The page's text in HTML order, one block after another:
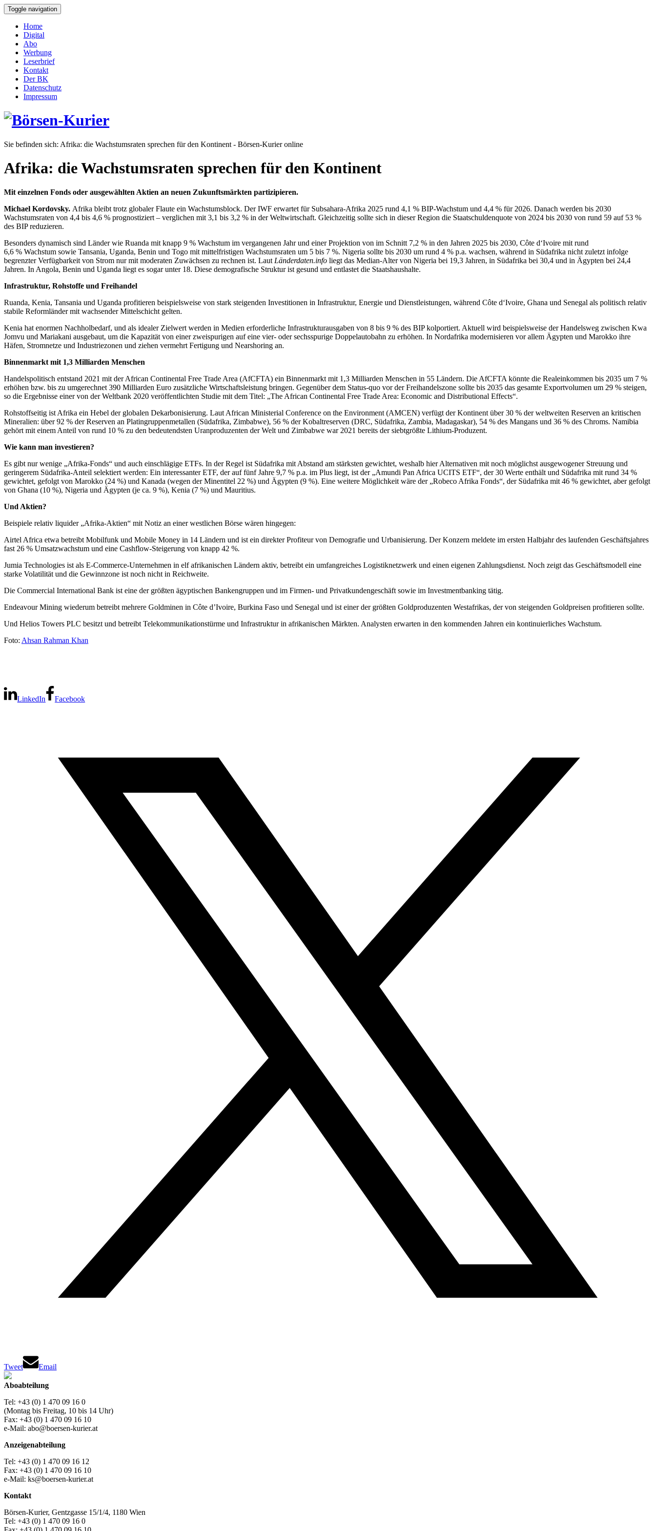
Toggle navigation
Home
Digital
Abo
Werbung
Leserbrief
Kontakt
Der BK
Datenschutz
Impressum
Sie befinden sich: Afrika: die Wachstumsraten sprechen für den Kontinent - Börsen-Kurier online
Afrika: die Wachstumsraten sprechen für den Kontinent
Mit einzelnen Fonds oder ausgewählten Aktien an neuen Zukunftsmärkten partizipieren.
Michael Kordovsky. Afrika bleibt trotz globaler Flaute ein Wachstumsblock. Der IWF erwartet für Subsahara-Afrika 2025 rund 4,1 % BIP-Wachstum und 4,4 % für 2026. Danach werden bis 2030
Wachstumsraten von 4,4 bis 4,6 % prognostiziert – verglichen mit 3,1 bis 3,2 % in der Weltwirtschaft. Gleichzeitig sollte sich in dieser Region die Staatschuldenquote von 2024 bis 2030 von rund 59 auf 53 %
des BIP reduzieren.
Besonders dynamisch sind Länder wie Ruanda mit knapp 9 % Wachstum im vergangenen Jahr und einer Projektion von im Schnitt 7,2 % in den Jahren 2025 bis 2030, Côte d‘Ivoire mit rund
6,6 % Wachstum sowie Tansania, Uganda, Benin und Togo mit mittelfristigen Wachstumsraten um 5 bis 7 %. Nigeria sollte bis 2030 um rund 4 % p.a. wachsen, während in Südafrika nicht zuletzt infolge
begrenzter Verfügbarkeit von Strom nur mit moderaten Zuwächsen zu rechnen ist. Laut Länderdaten.info liegt das Median-Alter von Nigeria bei 19,3 Jahren, in Südafrika bei 30,4 und in Ägypten bei 24,4
Jahren. In Angola, Benin und Uganda liegt es sogar unter 18. Diese demografische Struktur ist gesund und entlastet die Staatshaushalte.
Infrastruktur, Rohstoffe und Freihandel
Ruanda, Kenia, Tansania und Uganda profitieren beispielsweise von stark steigenden Investitionen in Infrastruktur, Energie und Dienstleistungen, während Côte d‘Ivoire, Ghana und Senegal als politisch relativ
stabile Reformländer mit wachsender Mittelschicht gelten.
Kenia hat enormen Nachholbedarf, und als idealer Zielwert werden in Medien erforderliche Infrastrukturausgaben von 8 bis 9 % des BIP kolportiert. Aktuell wird beispielsweise der Handelsweg zwischen Kwa
Jomvu und Mariakani ausgebaut, um die Kapazität von einer zweispurigen auf eine vier- oder sechsspurige Doppelautobahn zu erhöhen. In Nordafrika modernisieren vor allem Ägypten und Marokko ihre
Häfen, Stromnetze und Industriezonen und ziehen vermehrt Fertigung und Nearshoring an.
Binnenmarkt mit 1,3 Milliarden Menschen
Handelspolitisch entstand 2021 mit der African Continental Free Trade Area (AfCFTA) ein Binnenmarkt mit 1,3 Milliarden Menschen in 55 Ländern. Die AfCFTA könnte die Realeinkommen bis 2035 um 7 %
erhöhen bzw. bis zu umgerechnet 390 Milliarden Euro zusätzliche Wirtschaftsleistung bringen. Gegenüber dem Status-quo vor der Freihandelszone sollte bis 2035 das gesamte Exportvolumen um 29 % steigen,
so die Ergebnisse einer von der Weltbank 2020 veröffentlichten Studie mit dem Titel: „The African Continental Free Trade Area: Economic and Distributional Effects“.
Rohstoffseitig ist Afrika ein Hebel der globalen Dekarbonisierung. Laut African Ministerial Conference on the Environment (AMCEN) verfügt der Kontinent über 30 % der weltweiten Reserven an kritischen
Mineralien: über 92 % der Reserven an Platingruppenmetallen (Südafrika, Zimbabwe), 56 % der Kobaltreserven (DRC, Südafrika, Zambia, Madagaskar), 54 % des Mangans und 36 % des Chroms. Namibia
gehört mit einem Anteil von rund 10 % zu den bedeutendsten Uranproduzenten der Welt und Zimbabwe war 2021 bereits der siebtgrößte Lithium-Produzent.
Wie kann man investieren?
Es gibt nur wenige „Afrika-Fonds“ und auch einschlägige ETFs. In der Regel ist Südafrika mit Abstand am stärksten gewichtet, weshalb hier Alternativen mit noch möglichst ausgewogener Streuung und
geringerem Südafrika-Anteil selektiert werden: Ein interessanter ETF, der auf fünf Jahre 9,7 % p.a. im Plus liegt, ist der „Amundi Pan Africa UCITS ETF“, der 30 Werte enthält und Südafrika mit rund 34 %
gewichtet, gefolgt von Marokko (24 %) und Kanada (wegen der Minentitel 22 %) und Ägypten (9 %). Eine weitere Möglichkeit wäre der „Robeco Afrika Fonds“, der Südafrika mit 46 % gewichtet, aber gefolgt
von Ghana (10 %), Nigeria und Ägypten (je ca. 9 %), Kenia (7 %) und Mauritius.
Und Aktien?
Beispiele relativ liquider „Afrika-Aktien“ mit Notiz an einer westlichen Börse wären hingegen:
Airtel Africa etwa betreibt Mobilfunk und Mobile Money in 14 Ländern und ist ein direkter Profiteur von Demografie und Urbanisierung. Der Konzern meldete im ersten Halbjahr des laufenden Geschäftsjahres
fast 26 % Umsatzwachstum und eine Cashflow-Steigerung von knapp 42 %.
Jumia Technologies ist als E-Commerce-Unternehmen in elf afrikanischen Ländern aktiv, betreibt ein umfangreiches Logistiknetzwerk und einen eigenen Zahlungsdienst. Noch zeigt das Geschäftsmodell eine
starke Volatilität und die Gewinnzone ist noch nicht in Reichweite.
Die Commercial International Bank ist eine der größten ägyptischen Bankengruppen und im Firmen- und Privatkundengeschäft sowie im Investmentbanking tätig.
Endeavour Mining wiederum betreibt mehrere Goldminen in Côte d’Ivoire, Burkina Faso und Senegal und ist einer der größten Goldproduzenten Westafrikas, der von steigenden Goldpreisen profitieren sollte.
Und Helios Towers PLC besitzt und betreibt Telekommunikationstürme und Infrastruktur in afrikanischen Märkten. Analysten erwarten in den kommenden Jahren ein kontinuierliches Wachstum.
Foto: Ahsan Rahman Khan
LinkedIn Facebook
Tweet Email
Aboabteilung
Tel: +43 (0) 1 470 09 16 0
(Montag bis Freitag, 10 bis 14 Uhr)
Fax: +43 (0) 1 470 09 16 10
e-Mail: abo@boersen-kurier.at
Anzeigenabteilung
Tel: +43 (0) 1 470 09 16 12
Fax: +43 (0) 1 470 09 16 10
e-Mail: ks@boersen-kurier.at
Kontakt
Börsen-Kurier, Gentzgasse 15/1/4, 1180 Wien
Tel: +43 (0) 1 470 09 16 0